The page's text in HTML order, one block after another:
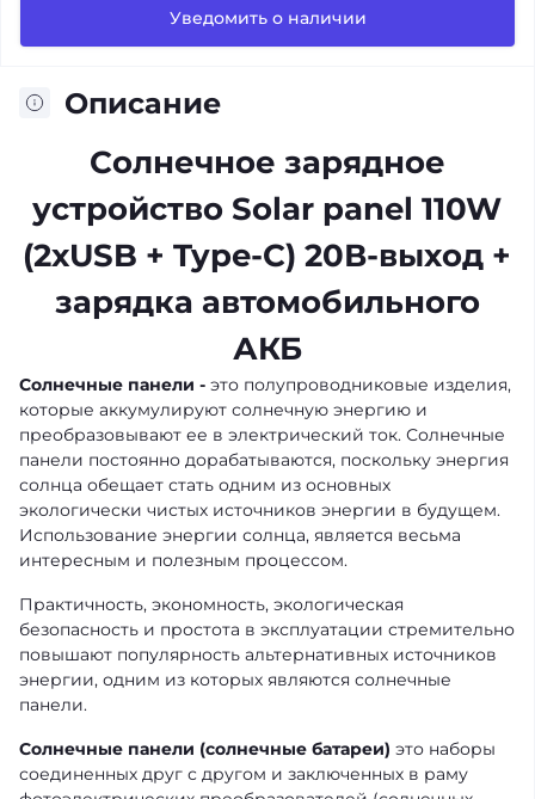
Уведомить о наличии
Описание
Солнечное зарядное
устройство Solar panel 110W
(2xUSB + Type-C) 20В-выход +
зарядка автомобильного
АКБ
Солнечные панели - это полупроводниковые изделия,
которые аккумулируют солнечную энергию и
преобразовывают ее в электрический ток. Солнечные
панели постоянно дорабатываются, поскольку энергия
солнца обещает стать одним из основных
экологически чистых источников энергии в будущем.
Использование энергии солнца, является весьма
интересным и полезным процессом.
Практичность, экономность, экологическая
безопасность и простота в эксплуатации стремительно
повышают популярность альтернативных источников
энергии, одним из которых являются солнечные
панели.
Солнечные панели (солнечные батареи) это наборы
соединенных друг с другом и заключенных в раму